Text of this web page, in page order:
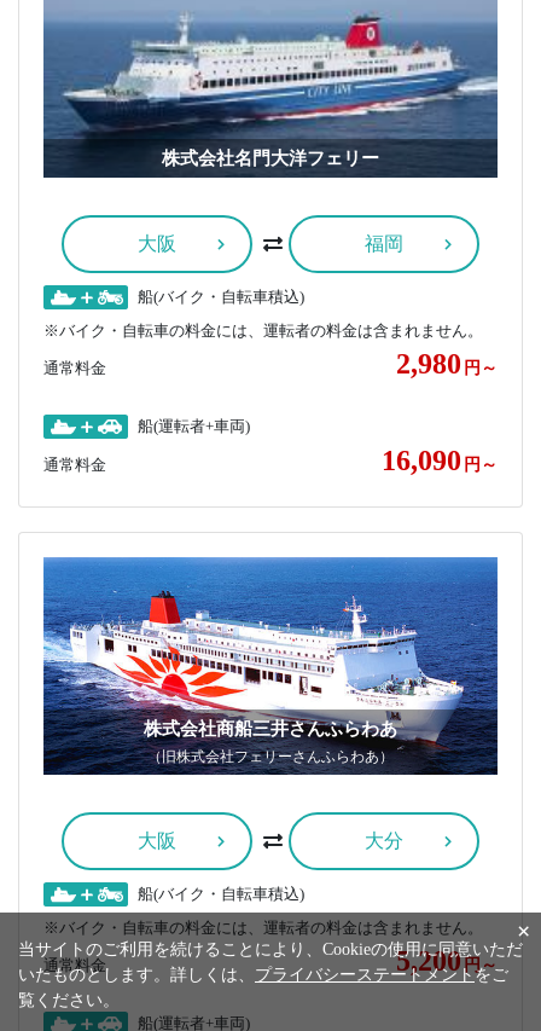
株式会社名門大洋フェリー
大阪 福岡
船(バイク・自転車積込)
※バイク・自転車の料金には、運転者の料金は含まれません。
通常料金 2,980 円～
船(運転者+車両)
通常料金 16,090 円～
株式会社商船三井さんふらわあ
（旧株式会社フェリーさんふらわあ）
大阪 大分
船(バイク・自転車積込)
※バイク・自転車の料金には、運転者の料金は含まれません。
通常料金 5,200円～
船(運転者+車両)
×
当サイトのご利用を続けることにより、Cookieの使用に同意いただ
いたものとします。詳しくは、 プライバシーステートメント をご
覧ください。